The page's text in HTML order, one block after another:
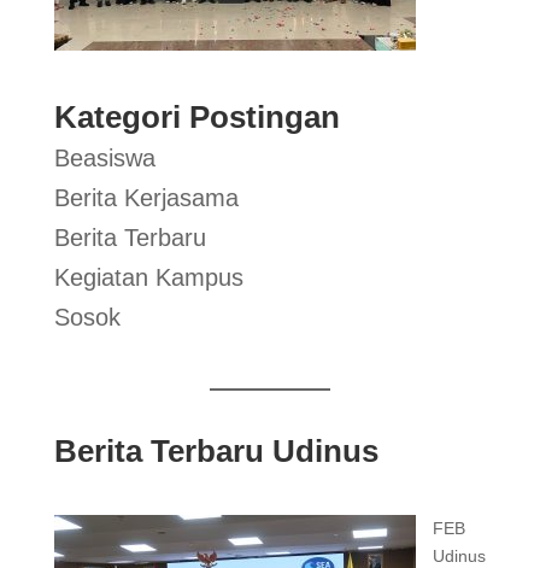
Kategori Postingan
Beasiswa
Berita Kerjasama
Berita Terbaru
Kegiatan Kampus
Sosok
Berita Terbaru Udinus
FEB
Udinus